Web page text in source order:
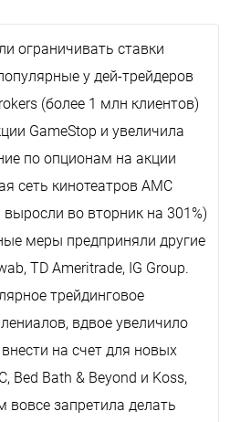
ограничивать ставки
у дей-трейдеров
(более 1 млн клиентов)
GameStop и увеличила
по опционам на акции
сеть кинотеатров AMC
выросли во вторник на 301%)
меры предприняли другие
, TD Ameritrade, IG Group.
трейдинговое
вдвое увеличило
на счет для новых
, Bed Bath & Beyond и Koss,
запретила делать